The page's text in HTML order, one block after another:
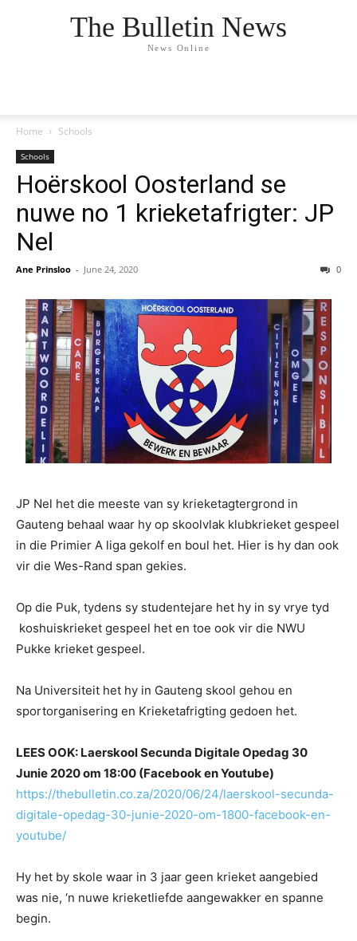
The Bulletin News
News Online
Home Schools
Schools
Hoërskool Oosterland se
nuwe no 1 krieketafrigter: JP
Nel
Ane Prinsloo - June 24, 2020 0
JP Nel het die meeste van sy krieketagtergrond in
Gauteng behaal waar hy op skoolvlak klubkrieket gespeel
in die Primier A liga gekolf en boul het. Hier is hy dan ook
vir die Wes-Rand span gekies.
Op die Puk, tydens sy studentejare het hy in sy vrye tyd
koshuiskrieket gespeel het en toe ook vir die NWU
Pukke krieket gespeel.
Na Universiteit het hy in Gauteng skool gehou en
sportorganisering en Krieketafrigting gedoen het.
LEES OOK: Laerskool Secunda Digitale Opedag 30
Junie 2020 om 18:00 (Facebook en Youtube)
https://thebulletin.co.za/2020/06/24/laerskool-secunda-
digitale-opedag-30-junie-2020-om-1800-facebook-en-
youtube/
Hy het by skole waar in 3 jaar geen krieket aangebied
was nie, ‘n nuwe krieketliefde aangewakker en spanne
begin.